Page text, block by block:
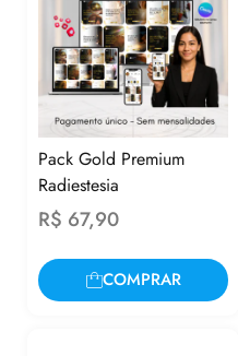
Pack Gold Premium
Radiestesia
R$ 67,90
COMPRAR